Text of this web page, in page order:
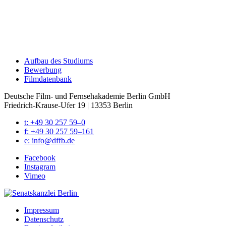
Auf­bau des Stu­di­ums
Bewer­bung
Film­da­ten­bank
Deutsche Film- und Fernseh­akademie Berlin GmbH
Friedrich-Krause-Ufer 19 | 13353 Berlin
t: +49 30 257 59–0
f: +49 30 257 59–161
e: info@​dffb.​de
Face­book
Insta­gram
Vimeo
Impres­sum
Daten­schutz